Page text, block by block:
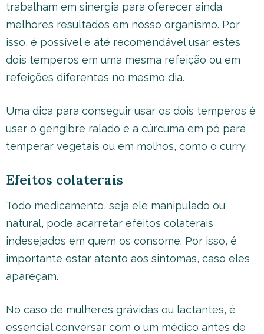
trabalham em sinergia para oferecer ainda
melhores resultados em nosso organismo. Por
isso, é possível e até recomendável usar estes
dois temperos em uma mesma refeição ou em
refeições diferentes no mesmo dia.
Uma dica para conseguir usar os dois temperos é
usar o gengibre ralado e a cúrcuma em pó para
temperar vegetais ou em molhos, como o curry.
Efeitos colaterais
Todo medicamento, seja ele manipulado ou
natural, pode acarretar efeitos colaterais
indesejados em quem os consome. Por isso, é
importante estar atento aos sintomas, caso eles
apareçam.
No caso de mulheres grávidas ou lactantes, é
essencial conversar com o um médico antes de